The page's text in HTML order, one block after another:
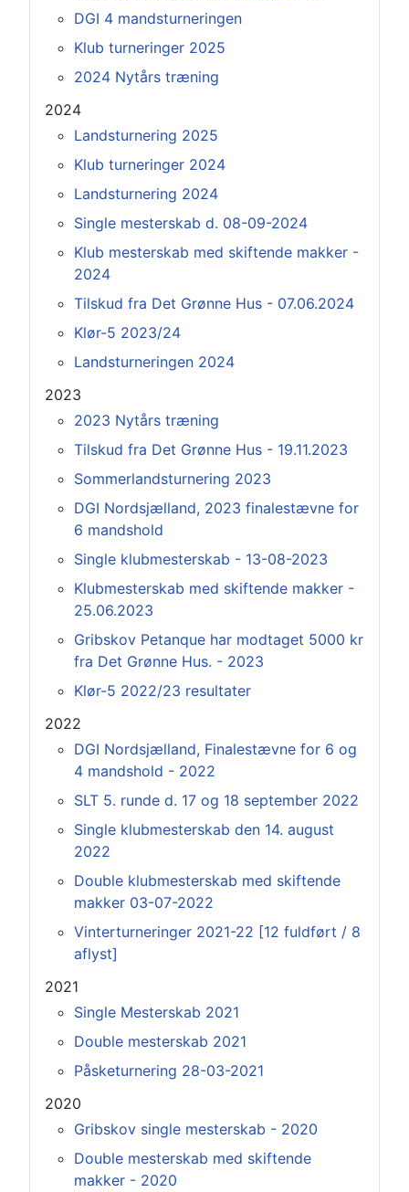
DGI 4 mandsturneringen
Klub turneringer 2025
2024 Nytårs træning
2024
Landsturnering 2025
Klub turneringer 2024
Landsturnering 2024
Single mesterskab d. 08-09-2024
Klub mesterskab med skiftende makker -
2024
Tilskud fra Det Grønne Hus - 07.06.2024
Klør-5 2023/24
Landsturneringen 2024
2023
2023 Nytårs træning
Tilskud fra Det Grønne Hus - 19.11.2023
Sommerlandsturnering 2023
DGI Nordsjælland, 2023 finalestævne for
6 mandshold
Single klubmesterskab - 13-08-2023
Klubmesterskab med skiftende makker -
25.06.2023
Gribskov Petanque har modtaget 5000 kr
fra Det Grønne Hus. - 2023
Klør-5 2022/23 resultater
2022
DGI Nordsjælland, Finalestævne for 6 og
4 mandshold - 2022
SLT 5. runde d. 17 og 18 september 2022
Single klubmesterskab den 14. august
2022
Double klubmesterskab med skiftende
makker 03-07-2022
Vinterturneringer 2021-22 [12 fuldført / 8
aflyst]
2021
Single Mesterskab 2021
Double mesterskab 2021
Påsketurnering 28-03-2021
2020
Gribskov single mesterskab - 2020
Double mesterskab med skiftende
makker - 2020